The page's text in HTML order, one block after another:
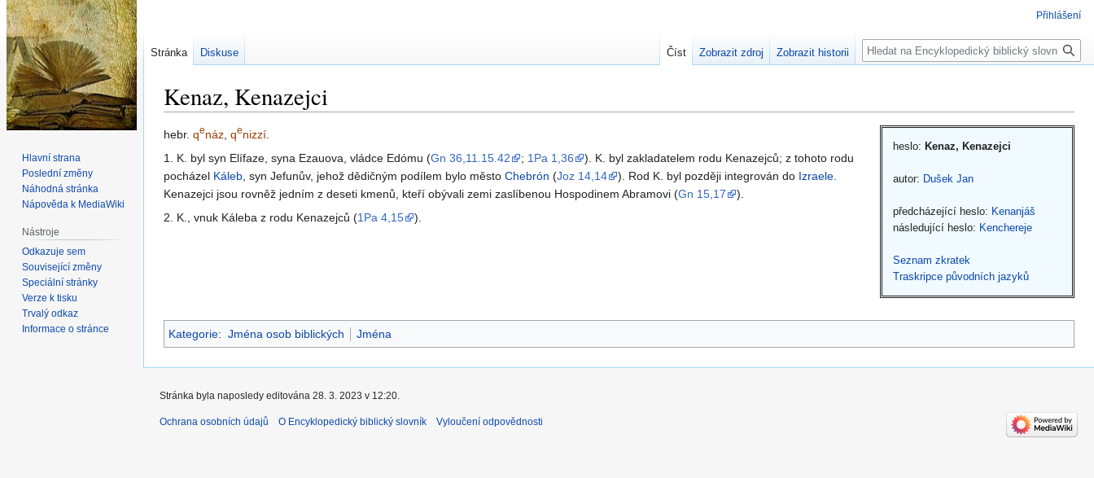
Kenaz, Kenazejci
Skočit
na
navigaci
Skočit
na
vyhledávání
heslo: Kenaz, Kenazejci
autor: Dušek Jan
předcházející heslo: Kenanjáš
následující heslo: Kenchereje
Seznam zkratek
Traskripce původních jazyků
hebr. qenáz, qenizzí.
1. K. byl syn Elífaze, syna Ezauova, vládce Edómu (Gn 36,11.15.42 ; 1Pa 1,36
). K. byl zakladatelem rodu Kenazejců; z tohoto rodu
pocházel Káleb, syn Jefunův, jehož dědičným podílem bylo město Chebrón (Joz 14,14 ). Rod K. byl později integrován do Izraele.
Kenazejci jsou rovněž jedním z deseti kmenů, kteří obývali zemi zaslíbenou Hospodinem Abramovi (Gn 15,17
).
2. K., vnuk Káleba z rodu Kenazejců (1Pa 4,15 ).
Kategorie: Jména osob biblických Jména
Přihlášení
Stránka Diskuse Číst Zobrazit zdroj Zobrazit historii Hledat
Hlavní strana
Poslední změny
Náhodná stránka
Nápověda k MediaWiki
Nástroje
Odkazuje sem
Související změny
Speciální stránky
Verze k tisku
Trvalý odkaz
Informace o stránce
Stránka byla naposledy editována 28. 3. 2023 v 12:20.
Ochrana osobních údajů O Encyklopedický biblický slovník Vyloučení odpovědnosti